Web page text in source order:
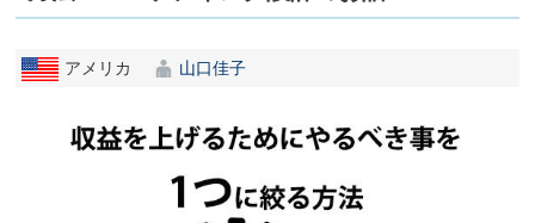
アメリカ 山口佳子